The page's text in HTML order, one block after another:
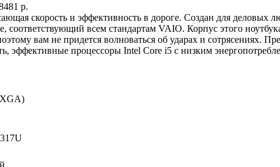
p.
скорость и эффективность в дороге. Создан для деловых
соответствующий всем стандартам VAIO. Корпус этого
вам не придется волноваться об ударах и сотрясениях.
эффективные процессоры Intel Core i5 с низким